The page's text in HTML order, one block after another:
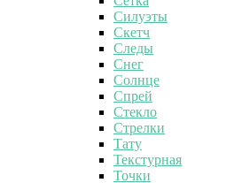
Силуэты
Скетч
Следы
Снег
Солнце
Спрей
Стекло
Стрелки
Тату
Текстурная
Точки